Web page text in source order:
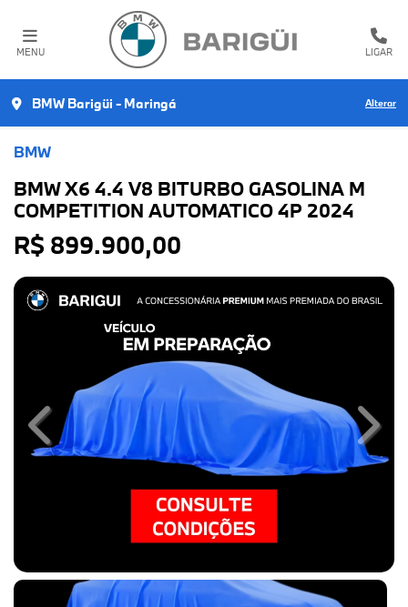
MENU LIGAR
BMW Barigüi - Maringá Alterar
BMW
BMW X6 4.4 V8 BITURBO GASOLINA M
COMPETITION AUTOMATICO 4P 2024
R$ 899.900,00
Previous Next